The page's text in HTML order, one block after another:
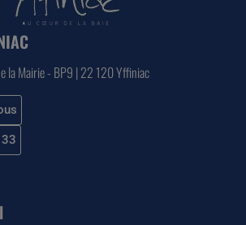
la Mairie - BP9 | 22 120 Yffiniac